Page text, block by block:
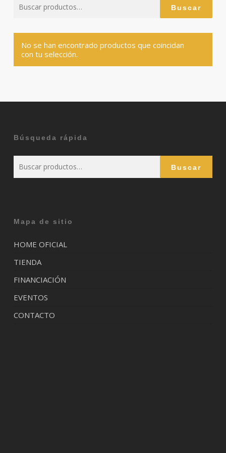
por:
Buscar
No se han encontrado productos que coincidan
con tu selección.
Búsqueda rápida
por:
Buscar
Mapa de sitio
HOME OFICIAL
TIENDA
FINANCIACIÓN
EVENTOS
CONTACTO